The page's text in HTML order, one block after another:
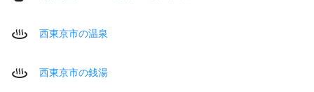
西東京市の温泉
西東京市の銭湯